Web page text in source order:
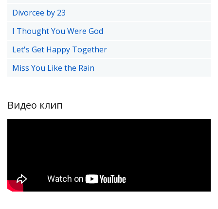
Divorcee by 23
I Thought You Were God
Let's Get Happy Together
Miss You Like the Rain
Видео клип